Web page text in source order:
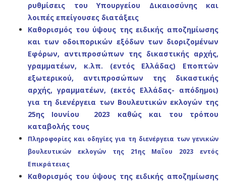
ρυθμίσεις του Υπουργείου Δικαιοσύνης και
λοιπές επείγουσες διατάξεις
Καθορισμός του ύψους της ειδικής αποζημίωσης
και των οδοιπορικών εξόδων των διοριζομένων
Εφόρων, αντιπροσώπων της δικαστικής αρχής,
γραμματέων, κ.λπ. (εντός Ελλάδας) Εποπτών
εξωτερικού, αντιπροσώπων της δικαστικής
αρχής, γραμματέων, (εκτός Ελλάδας- απόδημοι)
για τη διενέργεια των Βουλευτικών εκλογών της
25ης Ιουνίου 2023 καθώς και του τρόπου
καταβολής τους
Πληροφορίες και οδηγίες για τη διενέργεια των γενικών
βουλευτικών εκλογών της 21ης Μαΐου 2023 εντός
Επικράτειας
Καθορισμός του ύψους της ειδικής αποζημίωσης